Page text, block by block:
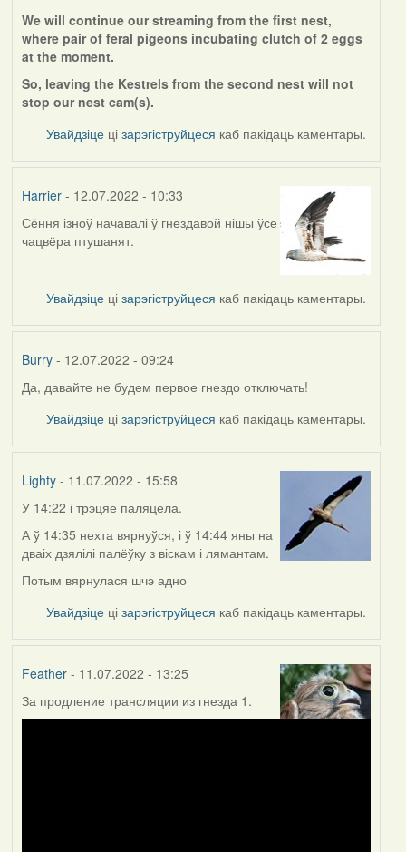
We will continue our streaming from the first nest,
where pair of feral pigeons incubating clutch of 2 eggs
at the moment.
So, leaving the Kestrels from the second nest will not
stop our nest cam(s).
Увайдзіце цізарэгіструйцеся каб пакідаць каментары.
Harrier- 12.07.2022 - 10:33
Сёння ізноў начавалі ў гнездавой нішы ўсе
чацвёра птушанят.
Увайдзіце цізарэгіструйцеся каб пакідаць каментары.
Burry- 12.07.2022 - 09:24
Да, давайте не будем первое гнездо отключать!
Увайдзіце цізарэгіструйцеся каб пакідаць каментары.
Lighty- 11.07.2022 - 15:58
У 14:22 і трэцяе паляцела.
А ў 14:35 нехта вярнуўся, і ў 14:44 яны на
дваіх дзялілі палёўку з віскам і лямантам.
Потым вярнулася шчэ адно
Увайдзіце цізарэгіструйцеся каб пакідаць каментары.
Feather- 11.07.2022 - 13:25
За продление трансляции из гнезда 1.